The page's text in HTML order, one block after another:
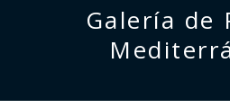
Galería de